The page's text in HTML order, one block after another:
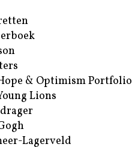
& Optimism Portfolio
Lions
Lagerveld